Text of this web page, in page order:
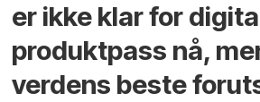
er ikke klar for
produktpass nå,
verdens beste